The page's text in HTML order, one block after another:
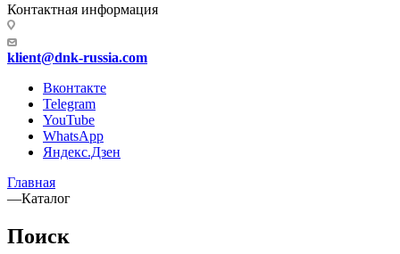
Контактная информация
klient@dnk-russia.com
Вконтакте
Telegram
YouTube
WhatsApp
Яндекс.Дзен
Главная
—Каталог
Поиск